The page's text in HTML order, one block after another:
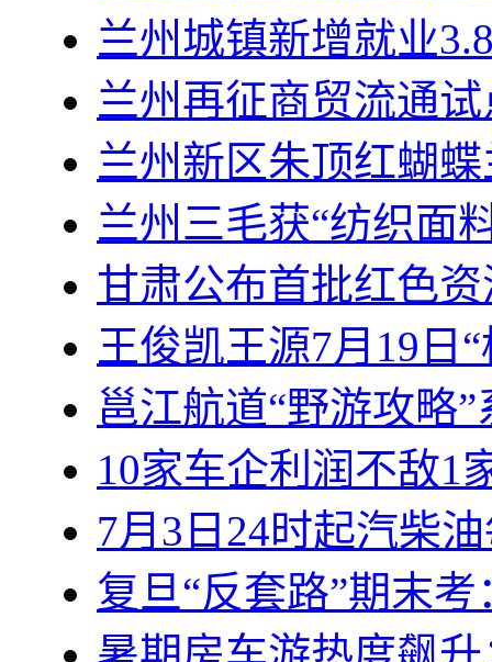
兰州城镇新增就业
兰州再征商贸流通
兰州新区朱顶红蝴
兰州三毛获“纺织面
甘肃公布首批红色
王俊凯王源7月19日
邕江航道“野游攻略
10家车企利润不敌1
7月3日24时起汽柴
复旦“反套路”期末